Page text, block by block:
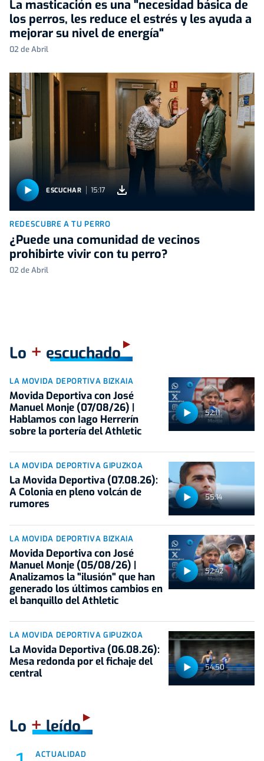
La masticación es una "necesidad básica de
los perros, les reduce el estrés y les ayuda a
mejorar su nivel de energía"
02 de Abril
ESCUCHAR 15:17
REDESCUBRE A TU PERRO
¿Puede una comunidad de vecinos
prohibirte vivir con tu perro?
02 de Abril
Lo + escuchado
52:11
LA MOVIDA DEPORTIVA BIZKAIA
Movida Deportiva con José
Manuel Monje (07/08/26) |
Hablamos con Iago Herrerín
sobre la portería del Athletic
55:14
LA MOVIDA DEPORTIVA GIPUZKOA
La Movida Deportiva (07.08.26):
A Colonia en pleno volcán de
rumores
52:42
LA MOVIDA DEPORTIVA BIZKAIA
Movida Deportiva con José
Manuel Monje (05/08/26) |
Analizamos la "ilusión" que han
generado los últimos cambios en
el banquillo del Athletic
54:50
LA MOVIDA DEPORTIVA GIPUZKOA
La Movida Deportiva (06.08.26):
Mesa redonda por el fichaje del
central
Lo +leído
ACTUALIDAD